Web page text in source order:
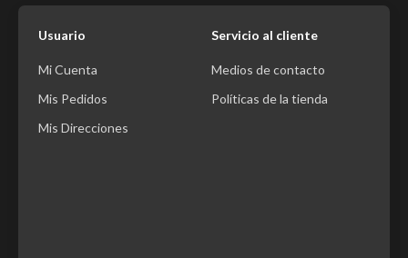
Usuario
Mi Cuenta
Mis Pedidos
Mis Direcciones
Servicio al cliente
Medios de contacto
Políticas de la tienda